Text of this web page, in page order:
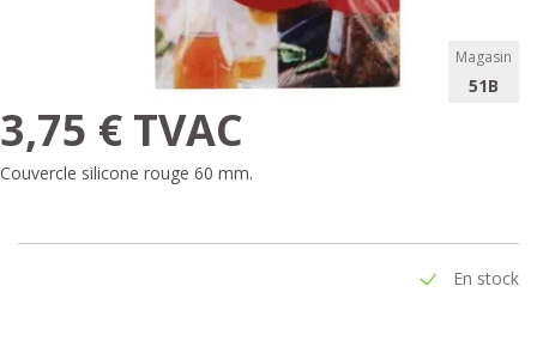
Magasin
51B
3,75 € TVAC
Couvercle silicone rouge 60 mm.
En stock